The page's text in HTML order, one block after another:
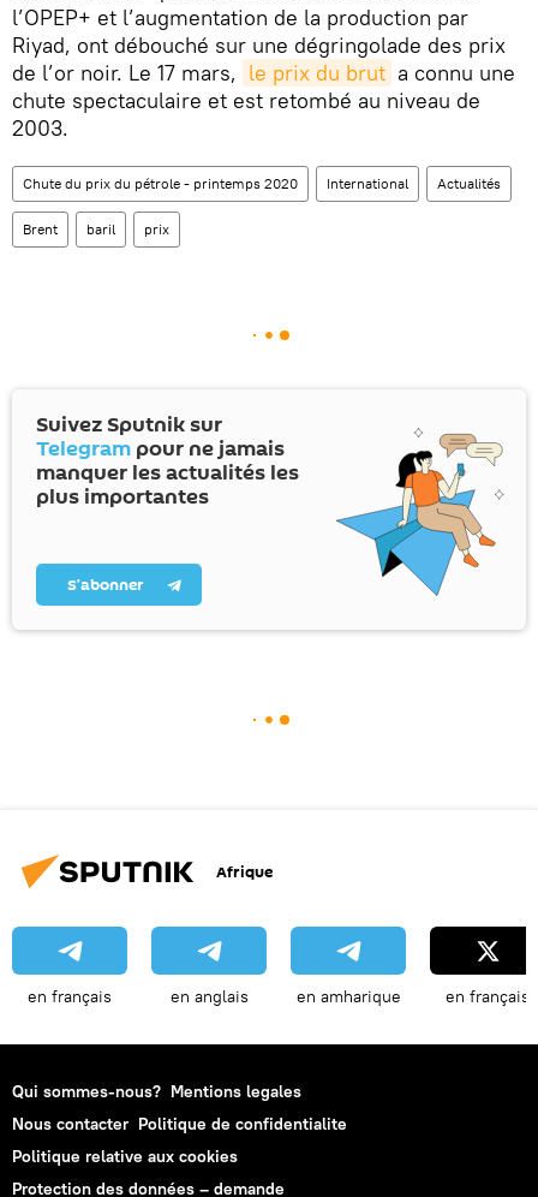
l’OPEP+ et l’augmentation de la production par
Riyad, ont débouché sur une dégringolade des prix
de l’or noir. Le 17 mars, le prix du brut a connu une
chute spectaculaire et est retombé au niveau de
2003.
Chute du prix du pétrole - printemps 2020 International Actualités
Brent baril prix
Suivez Sputnik sur
Telegram pour ne jamais
manquer les actualités les
plus importantes
S’abonner
Afrique
en français en anglais en amharique en français
Qui sommes-nous? Mentions legales
Nous contacter Politique de confidentialite
Politique relative aux cookies
Protection des données – demande